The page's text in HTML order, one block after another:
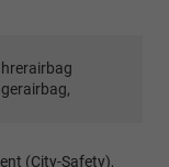
(City-Safety),